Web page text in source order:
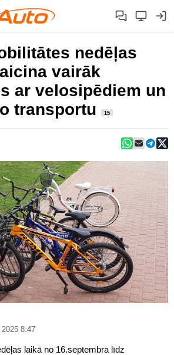
nedēļas
vairāk
ar velosipēdiem un
transportu
15
2025 8:47
laikā no 16.septembra līdz